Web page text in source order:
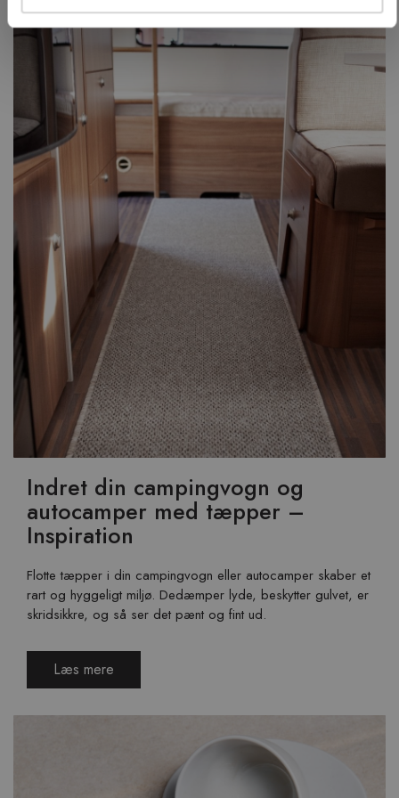
Indret din campingvogn og
autocamper med tæpper –
Inspiration
Flotte tæpper i din campingvogn eller autocamper skaber et
rart og hyggeligt miljø. Dedæmper lyde, beskytter gulvet, er
skridsikkre, og så ser det pænt og fint ud.
Læs mere